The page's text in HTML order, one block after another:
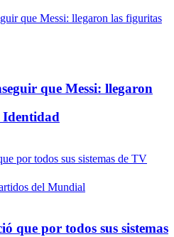
que Messi: llegaron
que por todos sus sistemas